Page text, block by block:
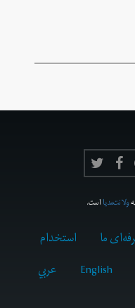
ولانت‌مدیااست.
ما
استخدام
English
عربي